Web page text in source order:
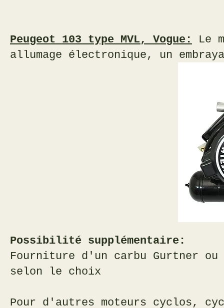
Peugeot 103 type MVL, Vogue:
Le
allumage électronique, un
Possibilité supplémentaire:
Fourniture d'un carbu Gurtner
selon le choix
Pour d'autres moteurs cyclos,